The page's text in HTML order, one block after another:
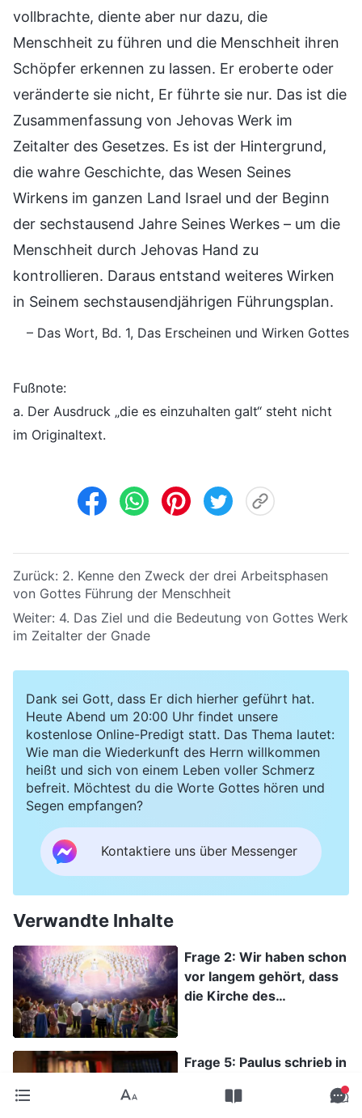
vollbrachte, diente aber nur dazu, die
Menschheit zu führen und die Menschheit ihren
Schöpfer erkennen zu lassen. Er eroberte oder
veränderte sie nicht, Er führte sie nur. Das ist die
Zusammenfassung von Jehovas Werk im
Zeitalter des Gesetzes. Es ist der Hintergrund,
die wahre Geschichte, das Wesen Seines
Wirkens im ganzen Land Israel und der Beginn
der sechstausend Jahre Seines Werkes – um die
Menschheit durch Jehovas Hand zu
kontrollieren. Daraus entstand weiteres Wirken
in Seinem sechstausendjährigen Führungsplan.
– Das Wort, Bd. 1, Das Erscheinen und Wirken Gottes
Fußnote:
a. Der Ausdruck „die es einzuhalten galt“ steht nicht
im Originaltext.
Zurück: 2. Kenne den Zweck der drei Arbeitsphasen
von Gottes Führung der Menschheit
Weiter: 4. Das Ziel und die Bedeutung von Gottes Werk
im Zeitalter der Gnade
Dank sei Gott, dass Er dich hierher geführt hat.
Heute Abend um 20:00 Uhr findet unsere
kostenlose Online-Predigt statt. Das Thema lautet:
Wie man die Wiederkunft des Herrn willkommen
heißt und sich von einem Leben voller Schmerz
befreit. Möchtest du die Worte Gottes hören und
Segen empfangen?
Kontaktiere uns über Messenger
Verwandte Inhalte
Frage 2: Wir haben schon
vor langem gehört, dass
die Kirche des
des Herrn Jesus bezeugt
hat. Und Er ist der
Allmächtige Gott! Er
Frage 5: Paulus schrieb in
2. Timotheus 3,16: „Denn
alle Schrift, von Gott